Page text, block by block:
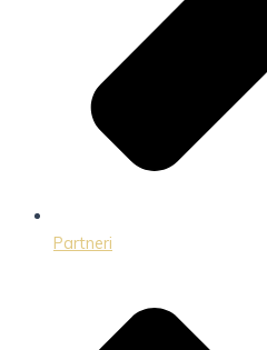
Partneri